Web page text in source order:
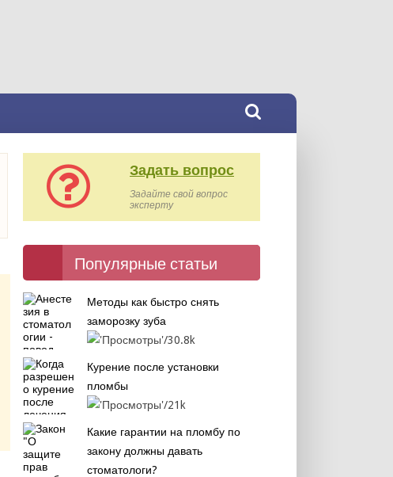
Задать вопрос
Задайте свой вопрос
эксперту
Популярные статьи
Методы как быстро снять
заморозку зуба
30.8k
Курение после установки
пломбы
21k
Какие гарантии на пломбу по
закону должны давать
стоматологи?